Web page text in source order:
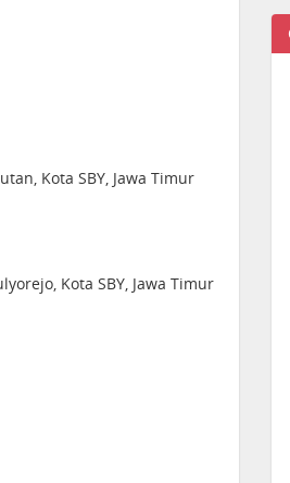
Kota SBY, Jawa Timur
Kota SBY, Jawa Timur